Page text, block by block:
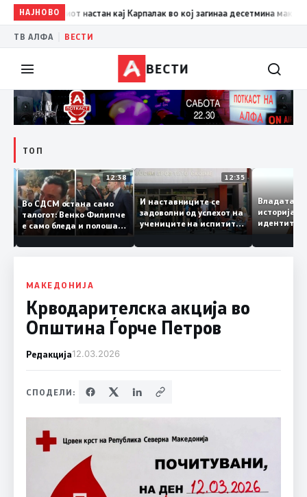
НАЈНОВО
12:55 25 години од трагичниот настан кај Карпалак во кој
ТВ АЛФА ВЕСТИ
ВЕСТИ
ТОП
12:46 12:38
Во СДСМ остана само
талогот: Венко Филипче
е само бледа и полоша
копија дури и од Зоран
Заев
12:35
И наставниците се
задоволни од успехот на
учениците на испитите
од државната матура
нема да
МАКЕДОНИЈА
Крводарителска акција во
Општина Ѓорче Петров
Редакција12.03.2026
СПОДЕЛИ: